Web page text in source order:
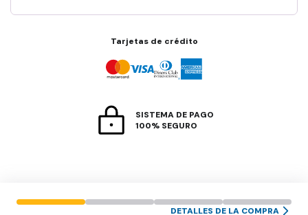
DETALLES DE LA COMPRA
Tarjetas de crédito
SISTEMA DE PAGO
100% SEGURO